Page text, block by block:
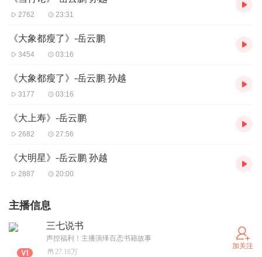
2762 23:31
《大象都瘦了》-岳云鹏
3454 03:16
《大象都瘦了》-岳云鹏 孙越
3177 03:16
《大上寿》-岳云鹏
2682 27:56
《大明星》-岳云鹏 孙越
2887 20:00
主播信息
三七说书
声控福利！主播演绎百态书籍故事
27.16万
加关注